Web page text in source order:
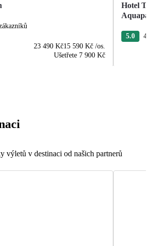
23 490 Kč15 590 Kč /os.
Ušetřete 7 900 Kč
Hotel
5.0 4
výletů v destinaci od našich partnerů